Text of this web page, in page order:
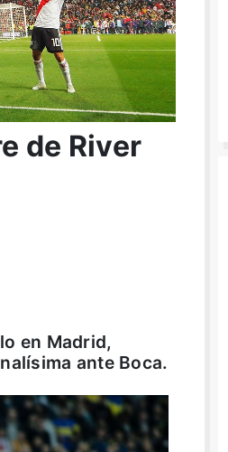
de River
en Madrid,
ante Boca.